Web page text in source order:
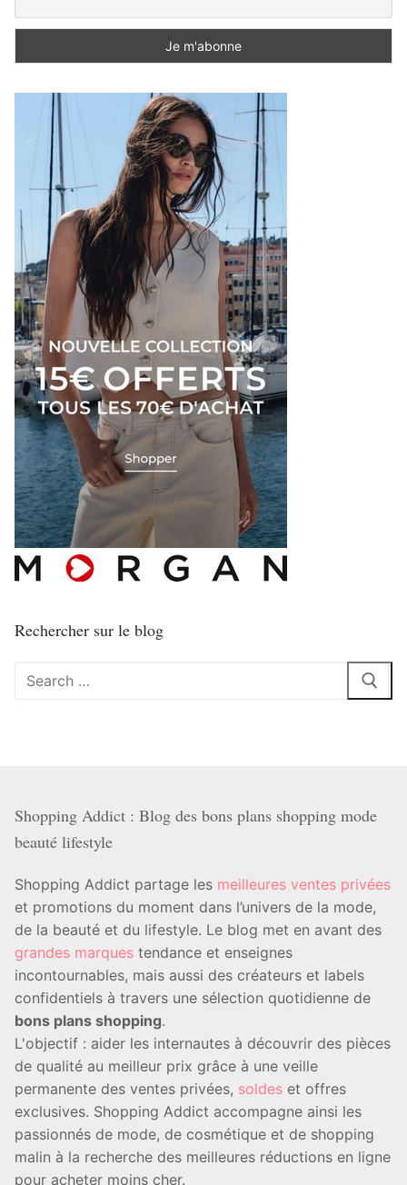
Rechercher sur le blog
Rechercher
Shopping Addict : Blog des bons plans shopping mode
beauté lifestyle
Shopping Addict partage les meilleures ventes privées
et promotions du moment dans l’univers de la mode,
de la beauté et du lifestyle. Le blog met en avant des
grandes marques tendance et enseignes
incontournables, mais aussi des créateurs et labels
confidentiels à travers une sélection quotidienne de
bons plans shopping.
L'objectif : aider les internautes à découvrir des pièces
de qualité au meilleur prix grâce à une veille
permanente des ventes privées, soldes et offres
exclusives. Shopping Addict accompagne ainsi les
passionnés de mode, de cosmétique et de shopping
malin à la recherche des meilleures réductions en ligne
pour acheter moins cher.